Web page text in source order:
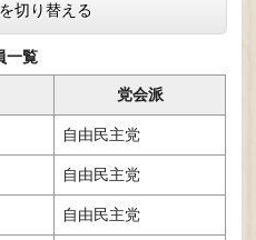
切り替える
一覧
党会派
自由民主党
自由民主党
自由民主党